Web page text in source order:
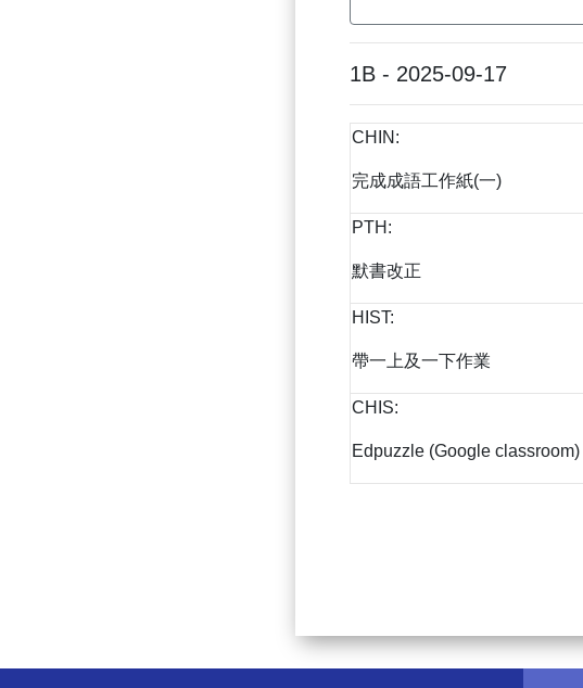
1B - 2025-09-17
CHIN:
完成成語工作紙(一)
PTH:
默書改正
HIST:
帶一上及一下作業
CHIS:
Edpuzzle (Google classroom)